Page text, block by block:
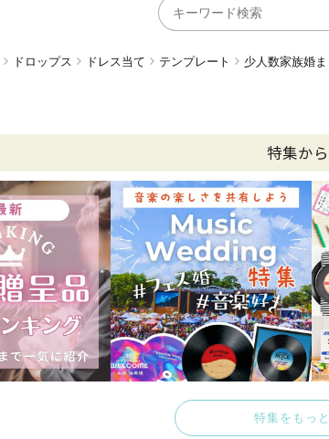
ドロップス ドレス当て テンプレート 少人数家族婚
特集か
特集をもっ